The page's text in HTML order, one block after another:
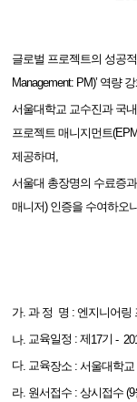
글로벌 프로젝트의 성공
Management: PM)’ 역량
서울대학교 교수진과 국
프로젝트 매니지먼트
제공하며,
서울대 총장명의 수료증과
매니저) 인증을 수여하오
가.과 정 명 : 엔지니어링
나. 교육일정 :제17기 -
다. 교육장소 :서울대학교
라. 원서접수 :상시접수